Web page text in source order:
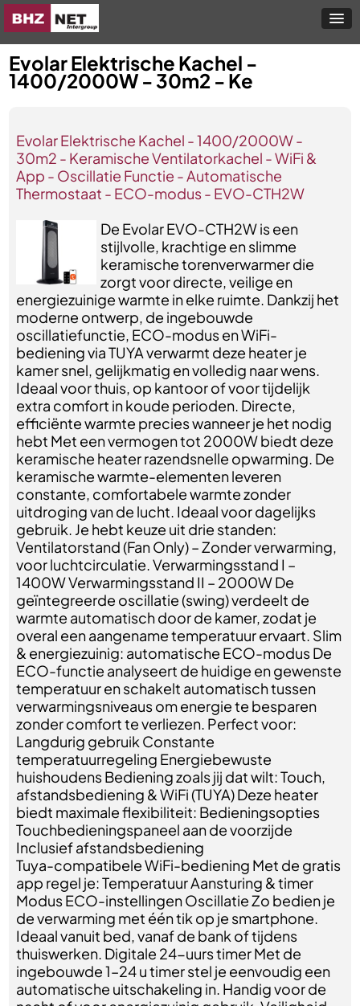
Evolar Elektrische Kachel -
1400/2000W - 30m2 - Ke
Evolar Elektrische Kachel - 1400/2000W -
30m2 - Keramische Ventilatorkachel - WiFi &
App - Oscillatie Functie - Automatische
Thermostaat - ECO-modus - EVO-CTH2W
De Evolar EVO-CTH2W is een
stijlvolle, krachtige en slimme
keramische torenverwarmer die
zorgt voor directe, veilige en
energiezuinige warmte in elke ruimte. Dankzij het
moderne ontwerp, de ingebouwde
oscillatiefunctie, ECO-modus en WiFi-
bediening via TUYA verwarmt deze heater je
kamer snel, gelijkmatig en volledig naar wens.
Ideaal voor thuis, op kantoor of voor tijdelijk
extra comfort in koude perioden. Directe,
efficiënte warmte precies wanneer je het nodig
hebt Met een vermogen tot 2000W biedt deze
keramische heater razendsnelle opwarming. De
keramische warmte-elementen leveren
constante, comfortabele warmte zonder
uitdroging van de lucht. Ideaal voor dagelijks
gebruik. Je hebt keuze uit drie standen:
Ventilatorstand (Fan Only) – Zonder verwarming,
voor luchtcirculatie. Verwarmingsstand I –
1400W Verwarmingsstand II – 2000W De
geïntegreerde oscillatie (swing) verdeelt de
warmte automatisch door de kamer, zodat je
overal een aangename temperatuur ervaart. Slim
& energiezuinig: automatische ECO-modus De
ECO-functie analyseert de huidige en gewenste
temperatuur en schakelt automatisch tussen
verwarmingsniveaus om energie te besparen
zonder comfort te verliezen. Perfect voor:
Langdurig gebruik Constante
temperatuurregeling Energiebewuste
huishoudens Bediening zoals jij dat wilt: Touch,
afstandsbediening & WiFi (TUYA) Deze heater
biedt maximale flexibiliteit: Bedieningsopties
Touchbedieningspaneel aan de voorzijde
Inclusief afstandsbediening
Tuya-compatibele WiFi-bediening Met de gratis
app regel je: Temperatuur Aansturing & timer
Modus ECO-instellingen Oscillatie Zo bedien je
de verwarming met één tik op je smartphone.
Ideaal vanuit bed, vanaf de bank of tijdens
thuiswerken. Digitale 24-uurs timer Met de
ingebouwde 1–24 u timer stel je eenvoudig een
automatische uitschakeling in. Handig voor de